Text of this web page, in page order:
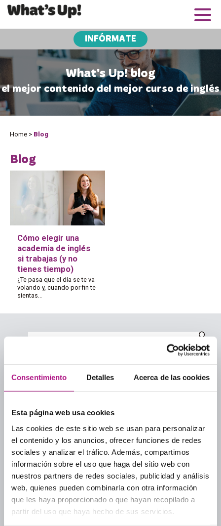
Consentimiento Detalles Acerca de las cookies
Esta página web usa cookies
Las cookies de este sitio web se usan para personalizar
el contenido y los anuncios, ofrecer funciones de redes
sociales y analizar el tráfico. Además, compartimos
información sobre el uso que haga del sitio web con
nuestros partners de redes sociales, publicidad y análisis
web, quienes pueden combinarla con otra información
que les haya proporcionado o que hayan recopilado a
partir del uso que haya hecho de sus servicios.
INFÓRMATE
What's Up! blog
el mejor contenido del mejor curso de inglés
Home > Blog
Blog
Cómo elegir una
academia de inglés
si trabajas (y no
tienes tiempo)
¿Te pasa que el día se te va
volando y, cuando por fin te
sientas…
Categorías
Academias de inglés
Aprender inglés
Culture
Guía para elegir academia
Inglés cotidiano
Inglés para adultos
Inglés para tu día a día profesional
Lección a Lección
Uncategorized